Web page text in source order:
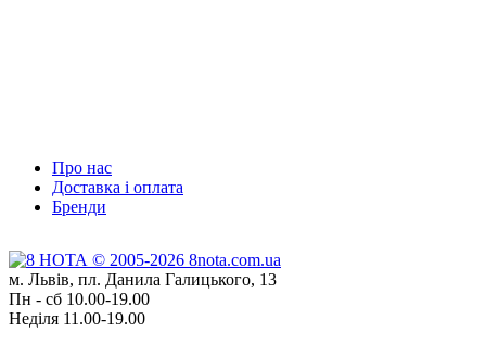
Про нас
Доставка і оплата
Бренди
м. Львів, пл. Данила Галицького, 13
Пн - сб 10.00-19.00
Неділя 11.00-19.00